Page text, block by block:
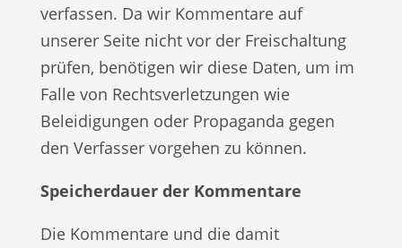
verfassen. Da wir Kommentare auf
unserer Seite nicht vor der Freischaltung
prüfen, benötigen wir diese Daten, um im
Falle von Rechtsverletzungen wie
Beleidigungen oder Propaganda gegen
den Verfasser vorgehen zu können.
Speicherdauer der Kommentare
Die Kommentare und die damit